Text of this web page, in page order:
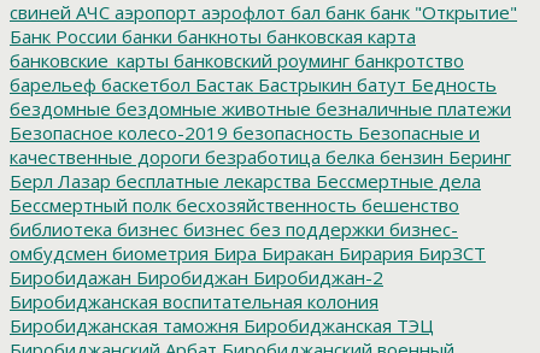
свиней АЧС аэропорт аэрофлот бал банк банк "Открытие"
Банк России банки банкноты банковская карта
банковские_карты банковский роуминг банкротство
барельеф баскетбол Бастак Бастрыкин батут Бедность
бездомные бездомные животные безналичные платежи
Безопасное колесо-2019 безопасность Безопасные и
качественные дороги безработица белка бензин Беринг
Берл Лазар бесплатные лекарства Бессмертные дела
Бессмертный полк бесхозяйственность бешенство
библиотека бизнес бизнес без поддержки бизнес-
омбудсмен биометрия Бира Биракан Бирария БирЗСТ
Биробидажан Биробиджан Биробиджан-2
Биробиджанская воспитательная колония
Биробиджанская таможня Биробиджанская ТЭЦ